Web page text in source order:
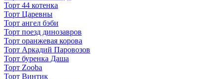
Торт 44 котенка
Торт Царевны
Торт ангел бэби
Торт поезд динозавров
Торт оранжевая корова
Торт Аркадий Паровозов
Торт буренка Даша
Торт Zooba
Торт Винтик